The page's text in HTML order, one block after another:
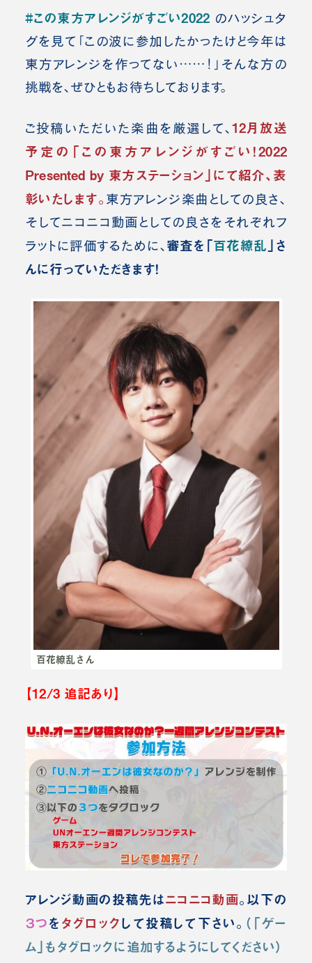
#この東方アレンジがすごい2022 のハッシュタ
グを見て「この波に参加したかったけど今年は
東方アレンジを作ってない……！」そんな方の
挑戦を、ぜひともお待ちしております。
ご投稿いただいた楽曲を厳選して、 12月放送
予定の「この東方アレンジがすごい！2022
Presented by 東方ステーション」にて紹介、表
彰いたします。 東方アレンジ楽曲としての良さ、
そしてニコニコ動画としての良さをそれぞれフ
ラットに評価するために、 審査を「百花繚乱 」さ
んに行っていただきます！
百花繚乱さん
【12/3 追記あり】
アレンジ動画の投稿先はニコニコ動画。以下の
３つをタグロックして投稿して下さい。 （「ゲー
ム」もタグロックに追加するようにしてください）